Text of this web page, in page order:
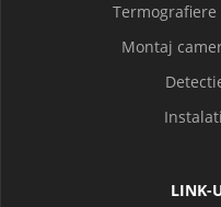
Montaj
LINK-